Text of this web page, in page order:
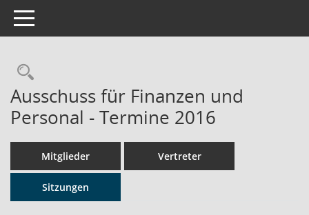
Toggle navigation
Rechercheauswahl
Ausschuss für Finanzen und
Personal - Termine 2016
Mitglieder Vertreter
Sitzungen